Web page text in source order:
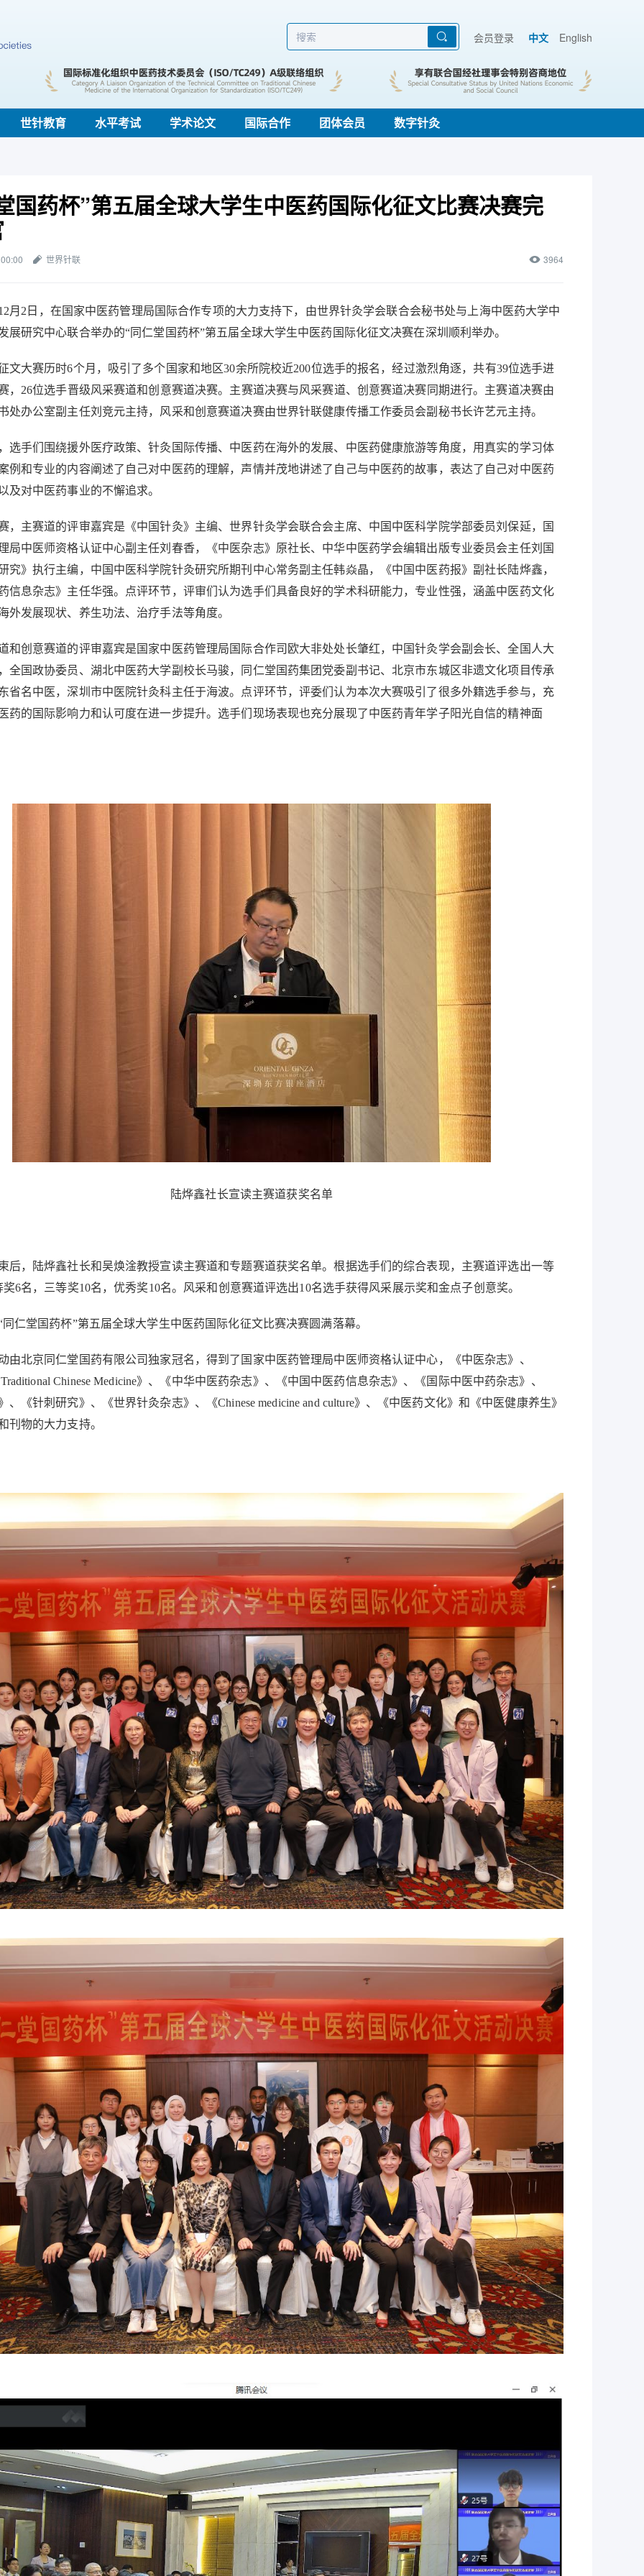
会员登录 中文 English
世针教育 水平考试 学术论文 国际合作 团体会员 数字针灸
国药杯”第五届全球大学生中医药国际化征文比赛决赛完
世界针联 3964
2日，在国家中医药管理局国际合作专项的大力支持下，由世界针灸学会联合会秘书处与上海中医药大学中
展研究中心联合举办的“同仁堂国药杯”第五届全球大学生中医药国际化征文决赛在深圳顺利举办。
大赛历时6个月，吸引了多个国家和地区30余所院校近200位选手的报名，经过激烈角逐，共有39位选手进
，26位选手晋级风采赛道和创意赛道决赛。主赛道决赛与风采赛道、创意赛道决赛同期进行。主赛道决赛由
处办公室副主任刘竞元主持，风采和创意赛道决赛由世界针联健康传播工作委员会副秘书长许艺元主持。
手们围绕援外医疗政策、针灸国际传播、中医药在海外的发展、中医药健康旅游等角度，用真实的学习体
例和专业的内容阐述了自己对中医药的理解，声情并茂地讲述了自己与中医药的故事，表达了自己对中医药
及对中医药事业的不懈追求。
主赛道的评审嘉宾是《中国针灸》主编、世界针灸学会联合会主席、中国中医科学院学部委员刘保延，国
局中医师资格认证中心副主任刘春香，《中医杂志》原社长、中华中医药学会编辑出版专业委员会主任刘国
究》执行主编，中国中医科学院针灸研究所期刊中心常务副主任韩焱晶，《中国中医药报》副社长陆烨鑫，
信息杂志》主任华强。点评环节，评审们认为选手们具备良好的学术科研能力，专业性强，涵盖中医药文化
外发展现状、养生功法、治疗手法等角度。
创意赛道的评审嘉宾是国家中医药管理局国际合作司欧大非处处长肇红，中国针灸学会副会长、全国人大
全国政协委员、湖北中医药大学副校长马骏，同仁堂国药集团党委副书记、北京市东城区非遗文化项目传承
省名中医，深圳市中医院针灸科主任于海波。点评环节，评委们认为本次大赛吸引了很多外籍选手参与，充
药的国际影响力和认可度在进一步提升。选手们现场表现也充分展现了中医药青年学子阳光自信的精神面
陆烨鑫社长宣读主赛道获奖名单
，陆烨鑫社长和吴焕淦教授宣读主赛道和专题赛道获奖名单。根据选手们的综合表现，主赛道评选出一等
奖6名，三等奖10名，优秀奖10名。风采和创意赛道评选出10名选手获得风采展示奖和金点子创意奖。
堂国药杯”第五届全球大学生中医药国际化征文比赛决赛圆满落幕。
北京同仁堂国药有限公司独家冠名，得到了国家中医药管理局中医师资格认证中心，《中医杂志》、
Traditional Chinese Medicine》、《中华中医药杂志》、《中国中医药信息杂志》、《国际中医中药杂志》、
、《针刺研究》、《世界针灸杂志》、《Chinese medicine and culture》、《中医药文化》和《中医健康养生》
刊物的大力支持。